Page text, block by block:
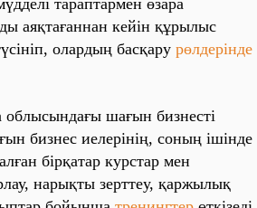
тараптармен өзара
аяқтағаннан кейін құрылыс
олардың басқару рөлдерінде
облысындағы шағын бизнесті
бизнес иелерінің, соның ішінде
бірқатар курстар мен
нарықты зерттеу, қаржылық